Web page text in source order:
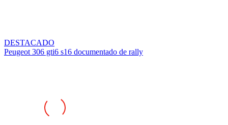
Peugeot 306 gti6 s16 documentado de rally